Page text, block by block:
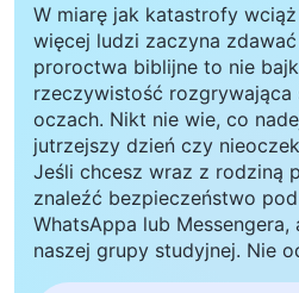
W miarę jak katastrofy
więcej ludzi zaczyna
proroctwa biblijne to nie
rzeczywistość rozgrywająca
oczach. Nikt nie wie, co
jutrzejszy dzień czy
Jeśli chcesz wraz z rodziną
znaleźć bezpieczeństwo
WhatsAppa lub Messengera,
naszej grupy studyjnej. Nie